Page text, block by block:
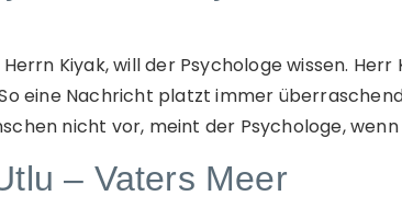
Herrn Kiyak, will der Psychologe wissen.
eine Nachricht platzt immer
nicht vor, meint der Psychologe,
– Vaters Meer